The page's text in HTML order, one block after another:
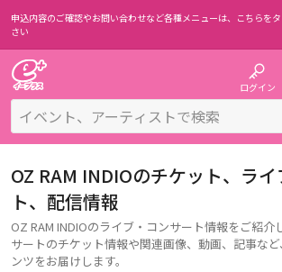
申込内容のご確認やお問い合わせなど各種メニューは、 こちらを
さい
ログイン
OZ RAM INDIOのチケット、ラ
ト、配信情報
OZ RAM INDIOのライブ・コンサート情報をご紹介
サートのチケット情報や関連画像、動画、記事な
ンツをお届けします。